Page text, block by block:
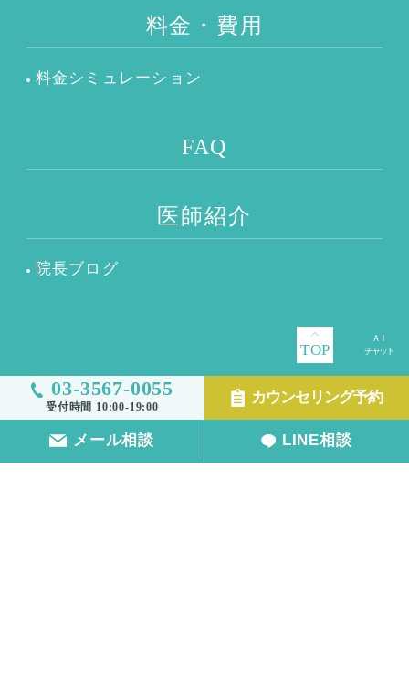
TOP
03-3567-0055
受付時間 10:00-19:00
カウンセリング予約
メール相談 LINE相談
料金・費用
料金シミュレーション
FAQ
医師紹介
院長ブログ
FOLLOW US